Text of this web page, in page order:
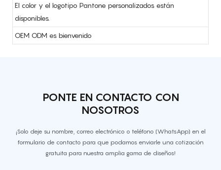
El color y el logotipo Pantone personalizados están
disponibles.
OEM ODM es bienvenido
PONTE EN CONTACTO CON
NOSOTROS
¡Solo deje su nombre, correo electrónico o teléfono (WhatsApp) en el
formulario de contacto para que podamos enviarle una cotización
gratuita para nuestra amplia gama de diseños!